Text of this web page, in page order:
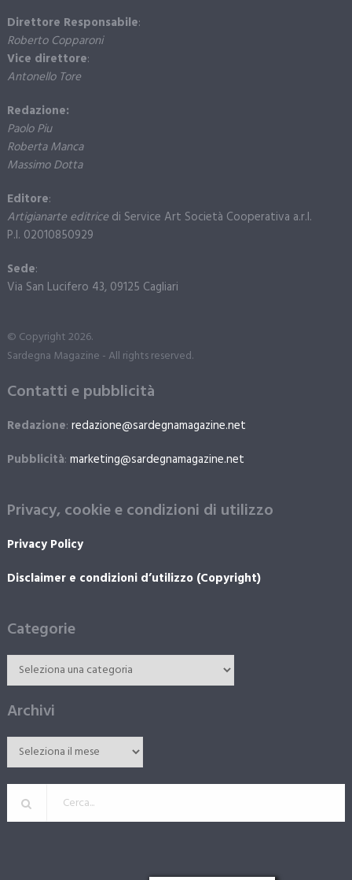
Direttore Responsabile:
Roberto Copparoni
Vice direttore:
Antonello Tore
Redazione:
Paolo Piu
Roberta Manca
Massimo Dotta
Editore:
Artigianarte editricedi Service Art Società Cooperativa a.r.l.
P.I. 02010850929
Sede:
Via San Lucifero 43, 09125 Cagliari
© Copyright 2026.
Sardegna Magazine - All rights reserved.
Contatti e pubblicità
Redazione: redazione@sardegnamagazine.net
Pubblicità: marketing@sardegnamagazine.net
Privacy, cookie e condizioni di utilizzo
Privacy Policy
Disclaimer e condizioni d’utilizzo (Copyright)
Categorie
Archivi